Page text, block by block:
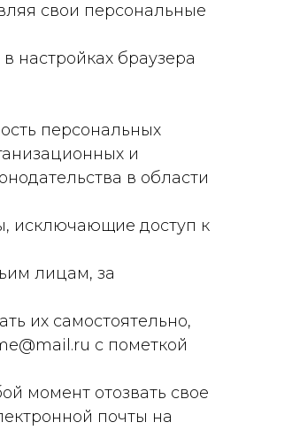
свои персональные
настройках браузера
персональных
и
в области
исключающие доступ к
лицам, за
их самостоятельно,
с пометкой
момент отозвать свое
почты на